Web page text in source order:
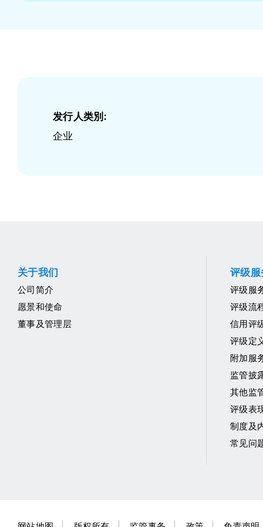
发行人类別:
企业
关于我们
公司简介
愿景和使命
董事及管理层
评级服
评级服
评级流
信用评
评级定
附加服
监管披
其他监
评级表
制度及
常见问